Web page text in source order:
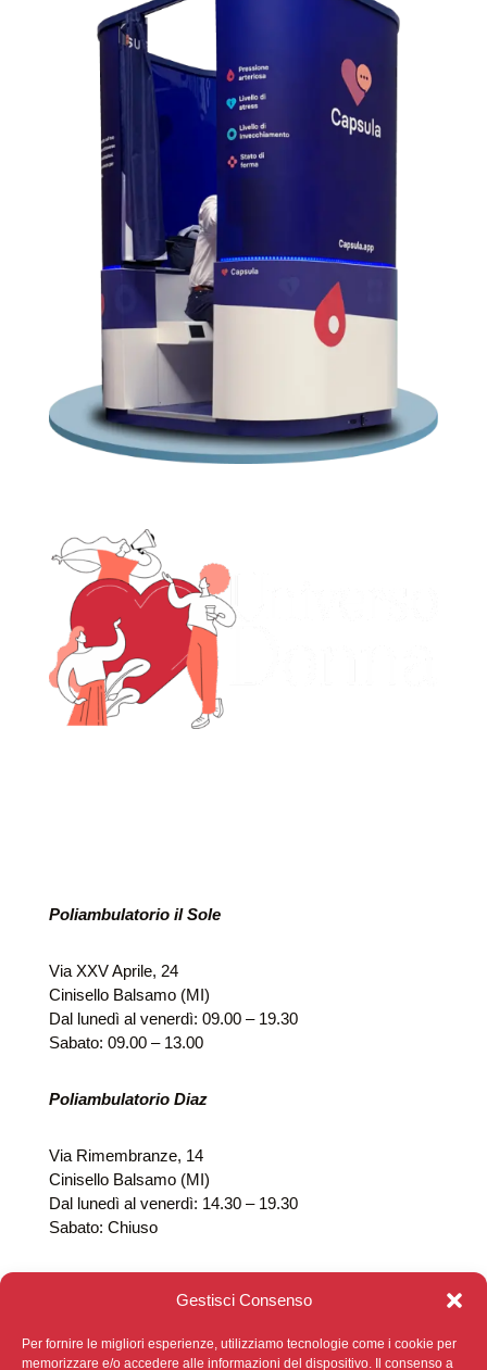
Gestisci Consenso
Per fornire le migliori esperienze, utilizziamo tecnologie come i cookie per
memorizzare e/o accedere alle informazioni del dispositivo. Il consenso a
Poliambulatorio il Sole
Via XXV Aprile, 24
Cinisello Balsamo (MI)
Dal lunedì al venerdì: 09.00 – 19.30
Sabato: 09.00 – 13.00
Poliambulatorio Diaz
Via Rimembranze, 14
Cinisello Balsamo (MI)
Dal lunedì al venerdì: 14.30 – 19.30
Sabato: Chiuso